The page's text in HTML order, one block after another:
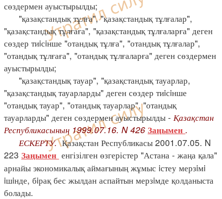
сөздермен ауыстырылды;
"қазақстандық тұлға", "қазақстандық тұлғалар",
"қазақстандық тұлғаға", "қазақстандық тұлғаларға" деген
сөздер тиiсiнше "отандық тұлға", "отандық тұлғалар",
"отандық тұлғаға", "отандық тұлғаларға" деген сөздермен
ауыстырылды;
"қазақстандық тауар", "қазақстандық тауарлар,
"қазақстандық тауарларды" деген сөздер тиiсiнше
"отандық тауар", "отандық тауарлар", "отандық
тауарларды" деген сөздермен ауыстырылды - Қазақстан
Республикасының 1999.07.16. N 426 Заңымен .
ЕСКЕРТУ.Қазақстан Республикасы 2001.07.05. N
223 Заңымен енгізілген өзгерістер "Астана - жаңа қала"
арнайы экономикалық аймағының жұмыс iстеу мерзiмi
iшiнде, бiрақ бес жылдан аспайтын мерзiмде қолданыста
болады.